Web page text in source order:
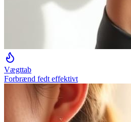
Vægttab
Forbrænd fedt effektivt